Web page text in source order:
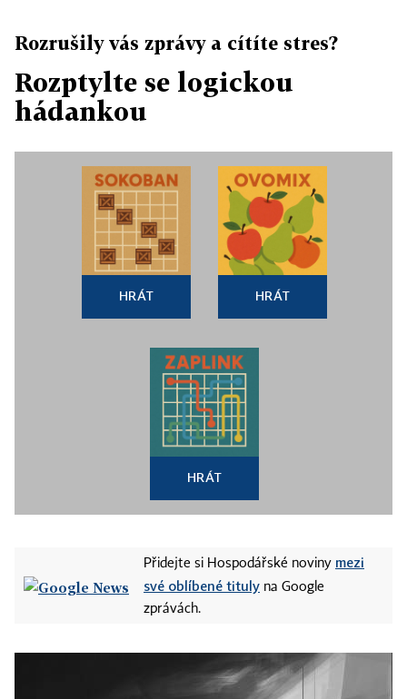
Rozrušily vás zprávy a cítíte stres?
Rozptylte se logickou
hádankou
HRÁT HRÁT
HRÁT
Přidejte si Hospodářské noviny mezi
své oblíbené tituly na Google
zprávách.